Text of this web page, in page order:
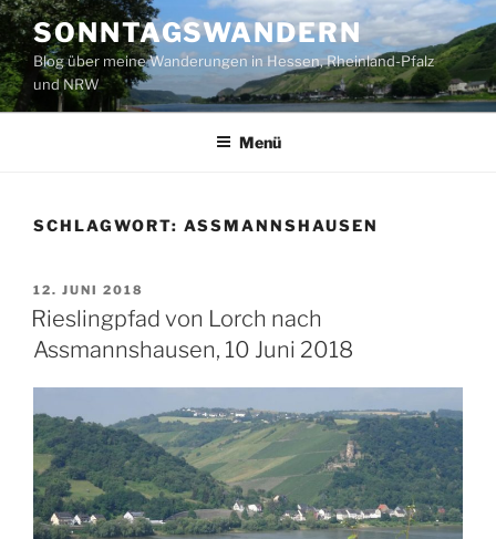
Zum
Inhalt
springen
SONNTAGSWANDERN
Blog über meine Wanderungen in Hessen, Rheinland-Pfalz
und NRW
Menü
SCHLAGWORT: ASSMANNSHAUSEN
VERÖFFENTLICHT
AM
12. JUNI 2018
Rieslingpfad von Lorch nach
Assmannshausen, 10 Juni 2018